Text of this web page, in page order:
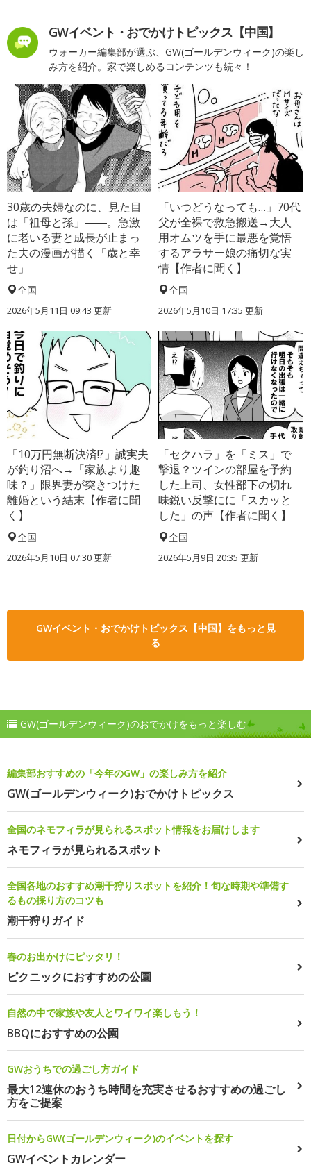
GWイベント・おでかけトピックス【中国】
ウォーカー編集部が選ぶ、GW(ゴールデンウィーク)の楽し
み方を紹介。家で楽しめるコンテンツも続々！
30歳の夫婦なのに、見た目
は「祖母と孫」――。急激
に老いる妻と成長が止まっ
た夫の漫画が描く「歳と幸
せ」
全国
2026年5月11日 09:43 更新
「いつどうなっても…」70代
父が全裸で救急搬送→大人
用オムツを手に最悪を覚悟
するアラサー娘の痛切な実
情【作者に聞く】
全国
2026年5月10日 17:35 更新
「10万円無断決済!?」誠実夫
が釣り沼へ→「家族より趣
味？」限界妻が突きつけた
離婚という結末【作者に聞
く】
全国
2026年5月10日 07:30 更新
「セクハラ」を「ミス」で
撃退？ツインの部屋を予約
した上司、女性部下の切れ
味鋭い反撃にに「スカッと
した」の声【作者に聞く】
全国
2026年5月9日 20:35 更新
GWイベント・おでかけトピックス【中国】をもっと見
る
GW(ゴールデンウィーク)のおでかけをもっと楽しむ
編集部おすすめの「今年のGW」の楽しみ方を紹介
GW(ゴールデンウィーク)おでかけトピックス
全国のネモフィラが見られるスポット情報をお届けします
ネモフィラが見られるスポット
全国各地のおすすめ潮干狩りスポットを紹介！旬な時期や準備す
るもの採り方のコツも
潮干狩りガイド
春のお出かけにピッタリ！
ピクニックにおすすめの公園
自然の中で家族や友人とワイワイ楽しもう！
BBQにおすすめの公園
GWおうちでの過ごし方ガイド
最大12連休のおうち時間を充実させるおすすめの過ごし
方をご提案
日付からGW(ゴールデンウィーク)のイベントを探す
GWイベントカレンダー